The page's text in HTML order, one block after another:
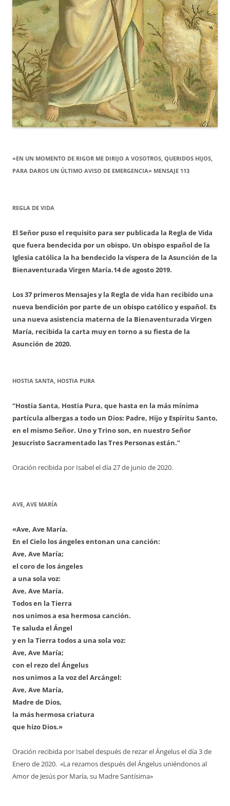
«EN UN MOMENTO DE RIGOR ME DIRIJO A VOSOTROS, QUERIDOS HIJOS,
PARA DAROS UN ÚLTIMO AVISO DE EMERGENCIA» MENSAJE 113
REGLA DE VIDA
El Señor puso el requisito para ser publicada la Regla de Vida
que fuera bendecida por un obispo. Un obispo español de la
Iglesia católica la ha bendecido la víspera de la Asunción de la
Bienaventurada Virgen María.14 de agosto 2019.
Los 37 primeros Mensajes y la Regla de vida han recibido una
nueva bendición por parte de un obispo católico y español. Es
una nueva asistencia materna de la Bienaventurada Virgen
María, recibida la carta muy en torno a su fiesta de la
Asunción de 2020.
HOSTIA SANTA, HOSTIA PURA
“Hostia Santa, Hostia Pura, que hasta en la más mínima
partícula albergas a todo un Dios: Padre, Hijo y Espíritu Santo,
en el mismo Señor. Uno y Trino son, en nuestro Señor
Jesucristo Sacramentado las Tres Personas están.”
Oración recibida por Isabel el día 27 de junio de 2020.
AVE, AVE MARÍA
«Ave, Ave María.
En el Cielo los ángeles entonan una canción:
Ave, Ave María;
el coro de los ángeles
a una sola voz:
Ave, Ave María.
Todos en la Tierra
nos unimos a esa hermosa canción.
Te saluda el Ángel
y en la Tierra todos a una sola voz:
Ave, Ave María;
con el rezo del Ángelus
nos unimos a la voz del Arcángel:
Ave, Ave María,
Madre de Dios,
la más hermosa criatura
que hizo Dios.»
Oración recibida por Isabel después de rezar el Ángelus el día 3 de
Enero de 2020. «La rezamos después del Ángelus uniéndonos al
Amor de Jesús por María, su Madre Santísima»